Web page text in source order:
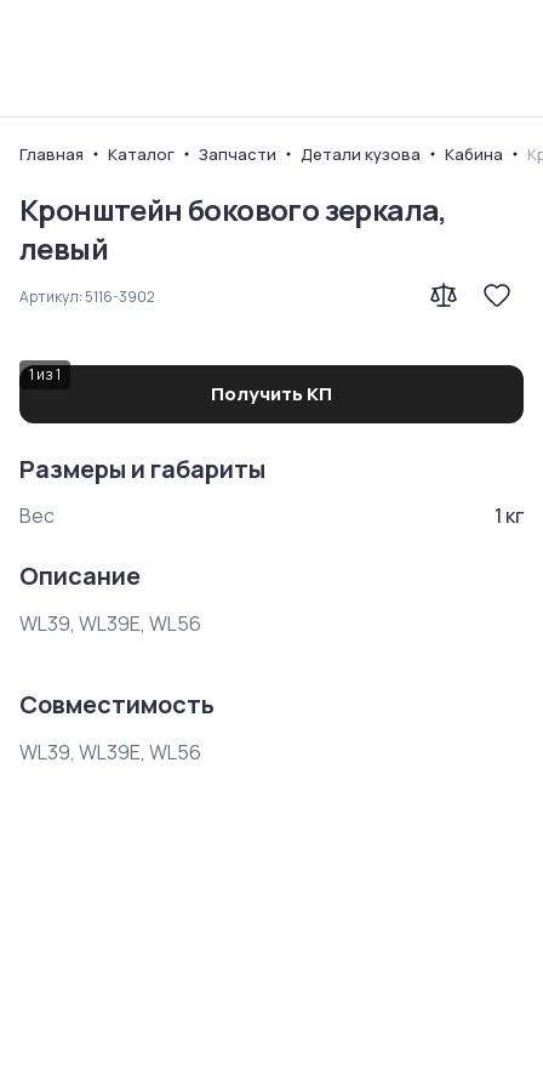
Главная Каталог Запчасти Детали кузова Кабина
Кронштейн бокового зеркала,
левый
Артикул: 5116-3902
1 из1
Получить КП
Размеры и габариты
Вес 1 кг
Описание
WL39, WL39E, WL56
Совместимость
WL39, WL39E, WL56